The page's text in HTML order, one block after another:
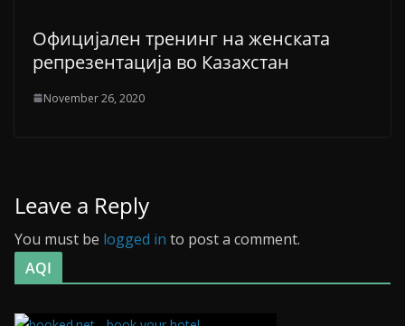
Официјален тренинг на женската
репрезентација во Казахстан
November 26, 2020
Leave a Reply
You must be logged in to post a comment.
AQI